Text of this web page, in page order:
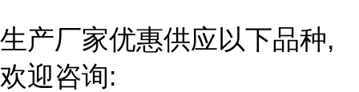
生产厂家优惠供应以下品种,
欢迎咨询: